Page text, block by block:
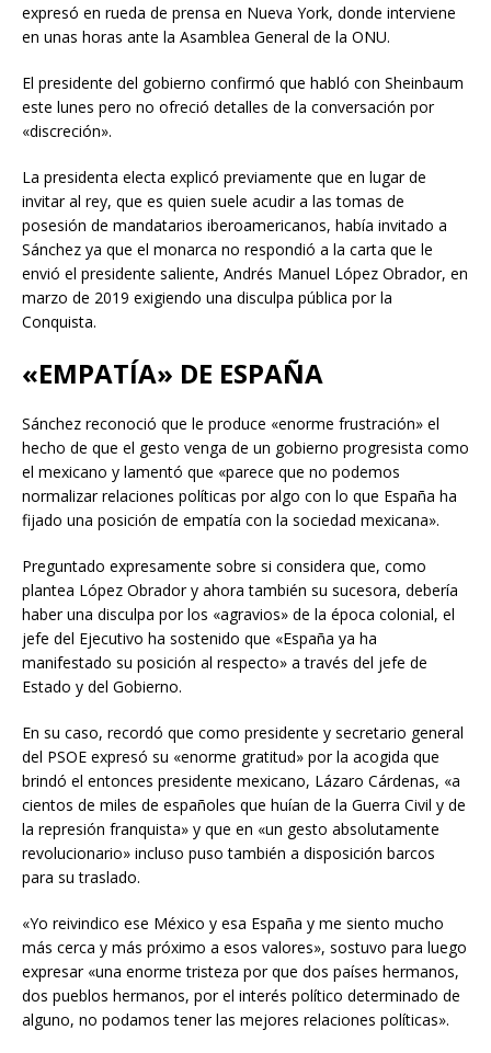
expresó en rueda de prensa en Nueva York, donde interviene
en unas horas ante la Asamblea General de la ONU.
El presidente del gobierno confirmó que habló con Sheinbaum
este lunes pero no ofreció detalles de la conversación por
«discreción».
La presidenta electa explicó previamente que en lugar de
invitar al rey, que es quien suele acudir a las tomas de
posesión de mandatarios iberoamericanos, había invitado a
Sánchez ya que el monarca no respondió a la carta que le
envió el presidente saliente, Andrés Manuel López Obrador, en
marzo de 2019 exigiendo una disculpa pública por la
Conquista.
«EMPATÍA» DE ESPAÑA
Sánchez reconoció que le produce «enorme frustración» el
hecho de que el gesto venga de un gobierno progresista como
el mexicano y lamentó que «parece que no podemos
normalizar relaciones políticas por algo con lo que España ha
fijado una posición de empatía con la sociedad mexicana».
Preguntado expresamente sobre si considera que, como
plantea López Obrador y ahora también su sucesora, debería
haber una disculpa por los «agravios» de la época colonial, el
jefe del Ejecutivo ha sostenido que «España ya ha
manifestado su posición al respecto» a través del jefe de
Estado y del Gobierno.
En su caso, recordó que como presidente y secretario general
del PSOE expresó su «enorme gratitud» por la acogida que
brindó el entonces presidente mexicano, Lázaro Cárdenas, «a
cientos de miles de españoles que huían de la Guerra Civil y de
la represión franquista» y que en «un gesto absolutamente
revolucionario» incluso puso también a disposición barcos
para su traslado.
«Yo reivindico ese México y esa España y me siento mucho
más cerca y más próximo a esos valores», sostuvo para luego
expresar «una enorme tristeza por que dos países hermanos,
dos pueblos hermanos, por el interés político determinado de
alguno, no podamos tener las mejores relaciones políticas».